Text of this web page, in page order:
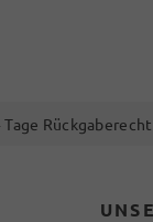
Tage Rückgaberecht